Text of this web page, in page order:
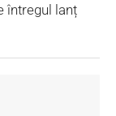
întregul lanț